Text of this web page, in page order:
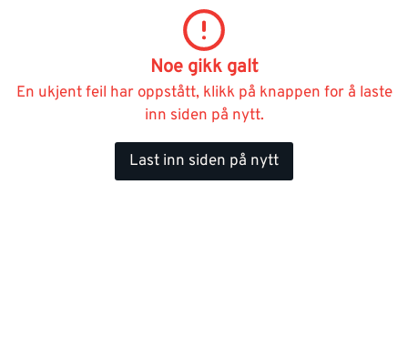
Noe gikk galt
En ukjent feil har oppstått, klikk på knappen for å laste
inn siden på nytt.
Last inn siden på nytt